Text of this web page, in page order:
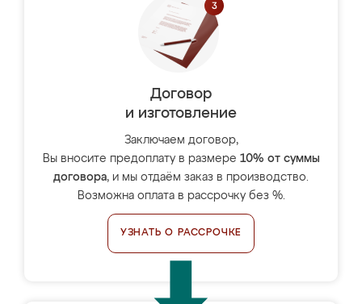
Договор
и изготовление
Заключаем договор,
Вы вносите предоплату в размере 10% от суммы
договора, и мы отдаём заказ в производство.
Возможна оплата в рассрочку без %.
УЗНАТЬ О РАССРОЧКЕ